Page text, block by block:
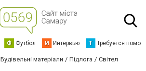
Ф Футбол И Интервью Т Требуется
Будівельні матеріали Підлога Світел